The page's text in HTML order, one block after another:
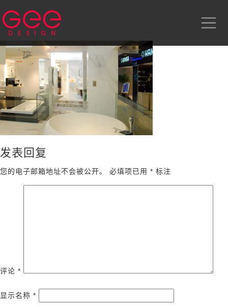
发表回复
您的电子邮箱地址不会被公开。 必填项已用 * 标注
评论 *
显示名称 *